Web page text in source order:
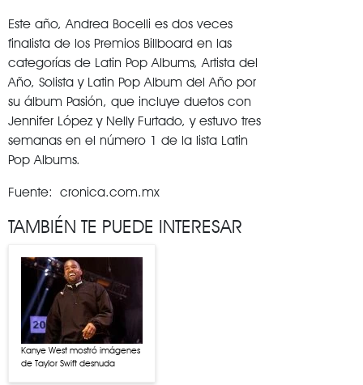
Este año, Andrea Bocelli es dos veces
finalista de los Premios Billboard en las
categorías de Latin Pop Albums, Artista del
Año, Solista y Latin Pop Album del Año por
su álbum Pasión, que incluye duetos con
Jennifer López y Nelly Furtado, y estuvo tres
semanas en el número 1 de la lista Latin
Pop Albums.
Fuente: cronica.com.mx
TAMBIÉN TE PUEDE INTERESAR
Kanye West mostró imágenes
de Taylor Swift desnuda